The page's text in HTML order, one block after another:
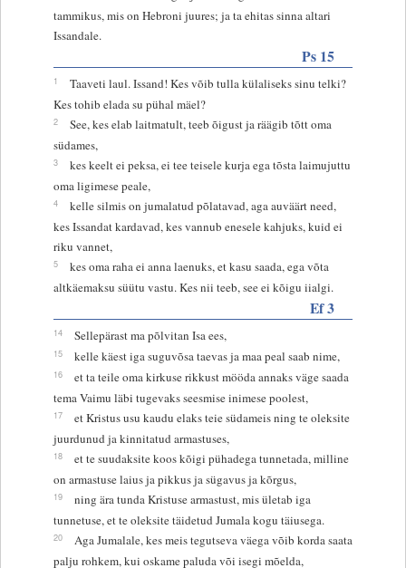
tammikus, mis on Hebroni juures; ja ta ehitas sinna altari
Issandale.
Ps 15
1
Taaveti laul. Issand! Kes võib tulla külaliseks sinu telki?
Kes tohib elada su pühal mäel?
2
See, kes elab laitmatult, teeb õigust ja räägib tõtt oma
südames,
3
kes keelt ei peksa, ei tee teisele kurja ega tõsta laimujuttu
oma ligimese peale,
4
kelle silmis on jumalatud põlatavad, aga auväärt need,
kes Issandat kardavad, kes vannub enesele kahjuks, kuid ei
riku vannet,
5
kes oma raha ei anna laenuks, et kasu saada, ega võta
altkäemaksu süütu vastu. Kes nii teeb, see ei kõigu iialgi.
Ef 3
14 Sellepärast ma põlvitan Isa ees,
15 kelle käest iga suguvõsa taevas ja maa peal saab nime,
16
et ta teile oma kirkuse rikkust mööda annaks väge saada
tema Vaimu läbi tugevaks seesmise inimese poolest,
17
et Kristus usu kaudu elaks teie südameis ning te oleksite
juurdunud ja kinnitatud armastuses,
18
et te suudaksite koos kõigi pühadega tunnetada, milline
on armastuse laius ja pikkus ja sügavus ja kõrgus,
19
ning ära tunda Kristuse armastust, mis ületab iga
tunnetuse, et te oleksite täidetud Jumala kogu täiusega.
20
Aga Jumalale, kes meis tegutseva väega võib korda saata
palju rohkem, kui oskame paluda või isegi mõelda,